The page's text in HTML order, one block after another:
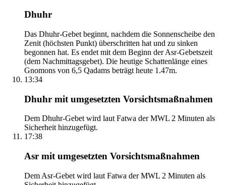
Dhuhr
Das Dhuhr-Gebet beginnt, nachdem die Sonnenscheibe den
Zenit (höchsten Punkt) überschritten hat und zu sinken
begonnen hat. Es endet mit dem Beginn der Asr-Gebetszeit
(dem Nachmittagsgebet). Die heutige Schattenlänge eines
Gnomons von 6,5 Qadams beträgt heute 1.47m.
13:34
Dhuhr mit umgesetzten Vorsichtsmaßnahmen
Dem Dhuhr-Gebet wird laut Fatwa der MWL 2 Minuten als
Sicherheit hinzugefügt.
17:38
Asr mit umgesetzten Vorsichtsmaßnahmen
Dem Asr-Gebet wird laut Fatwa der MWL 2 Minuten als